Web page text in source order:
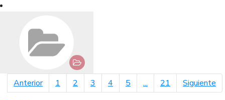
Anteriorpágina anterior
1 2 3 4 5 ... 21 Siguiente